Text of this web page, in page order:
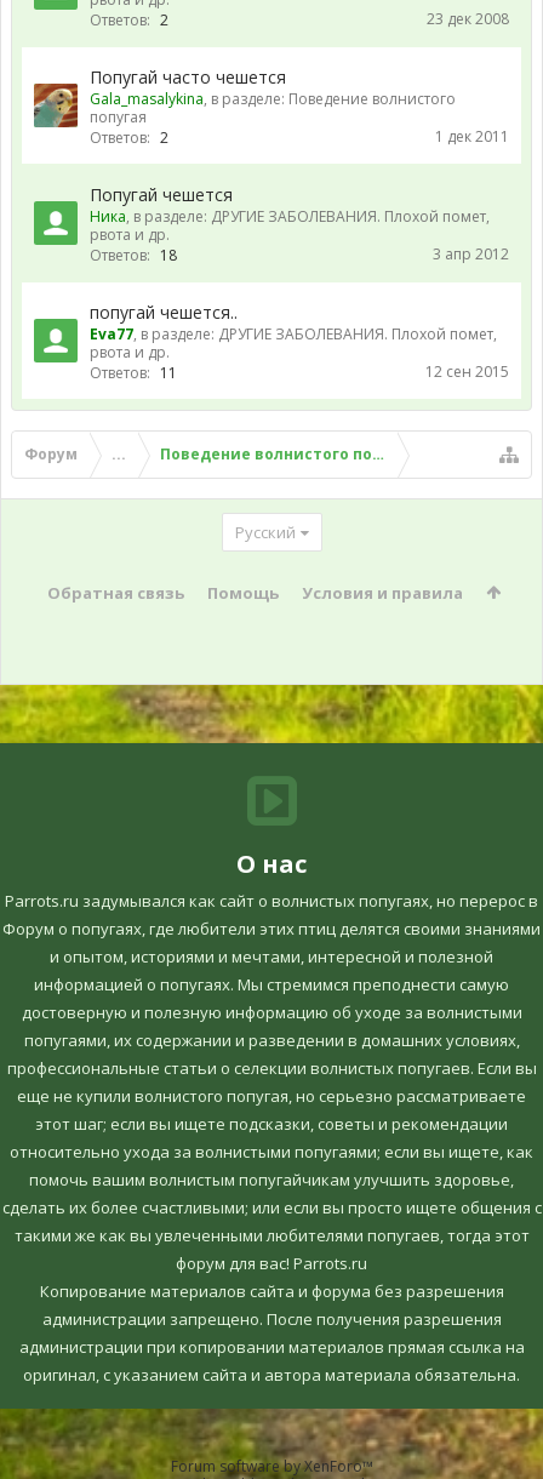
Ответов: 2 23 дек 2008
Попугай часто чешется
Gala_masalykina, в разделе: Поведение волнистого
попугая
Ответов: 2 1 дек 2011
Попугай чешется
Ника, в разделе: ДРУГИЕ ЗАБОЛЕВАНИЯ. Плохой помет,
рвота и др.
Ответов: 18 3 апр 2012
попугай чешется..
Eva77, в разделе: ДРУГИЕ ЗАБОЛЕВАНИЯ. Плохой помет,
рвота и др.
Ответов: 11 12 сен 2015
Форум ... Поведение волнистого попугая
Русский
Обратная связь Помощь Условия и правила
О нас
Parrots.ru задумывался как сайт о волнистых попугаях, но перерос в
Форум о попугаях, где любители этих птиц делятся своими знаниями
и опытом, историями и мечтами, интересной и полезной
информацией о попугаях. Мы стремимся преподнести самую
достоверную и полезную информацию об уходе за волнистыми
попугаями, их содержании и разведении в домашних условиях,
профессиональные статьи о селекции волнистых попугаев. Если вы
еще не купили волнистого попугая, но серьезно рассматриваете
этот шаг; если вы ищете подсказки, советы и рекомендации
относительно ухода за волнистыми попугаями; если вы ищете, как
помочь вашим волнистым попугайчикам улучшить здоровье,
сделать их более счастливыми; или если вы просто ищете общения с
такими же как вы увлеченными любителями попугаев, тогда этот
форум для вас! Parrots.ru
Копирование материалов сайта и форума без разрешения
администрации запрещено. После получения разрешения
администрации при копировании материалов прямая ссылка на
оригинал, c указанием сайта и автора материала обязательна.
Forum software by XenForo™